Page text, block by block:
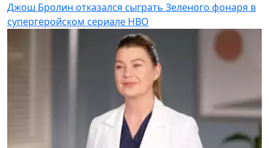
Джош Бролин отказался сыграть Зеленого фонаря в
супергеройском сериале HBO